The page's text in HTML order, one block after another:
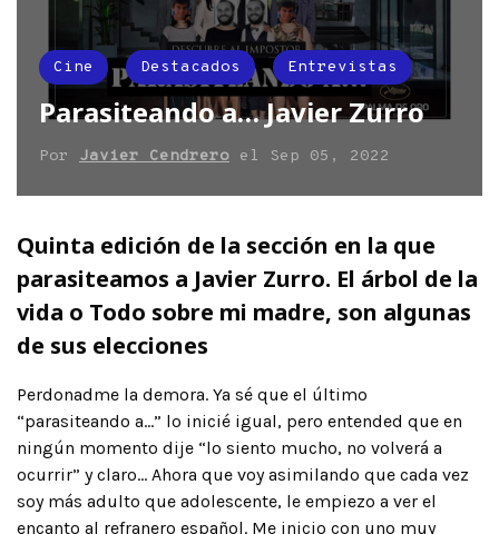
Cine Destacados Entrevistas
Parasiteando a… Javier Zurro
Por Javier Cendrero el Sep 05, 2022
Quinta edición de la sección en la que
parasiteamos a Javier Zurro. El árbol de la
vida o Todo sobre mi madre, son algunas
de sus elecciones
Perdonadme la demora. Ya sé que el último
“parasiteando a…” lo inicié igual, pero entended que en
ningún momento dije “lo siento mucho, no volverá a
ocurrir” y claro… Ahora que voy asimilando que cada vez
soy más adulto que adolescente, le empiezo a ver el
encanto al refranero español. Me inicio con uno muy